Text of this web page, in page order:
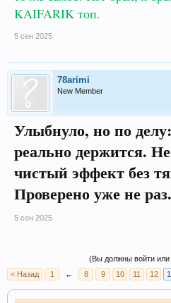
На улице каждый фонарь как софит, а
кент. Хотел каждому сказать «бро, я
Итог:
KAIFARIK умеют!
Качество , эффекты бодрые,
«просто поржать» — то, что доктор
KAIFARIK топ.
5 сен 2025
78arimi
New Member
Улыбнуло, но по
реально держится.
чистый эффект без
Проверено уже не раз.
5 сен 2025
(Вы должны войти или
< Назад
1 ← 8 9 10 11 12